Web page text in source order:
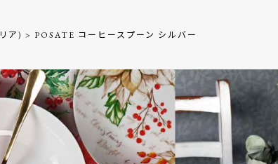
ア) > POSATE コーヒースプーン シルバー